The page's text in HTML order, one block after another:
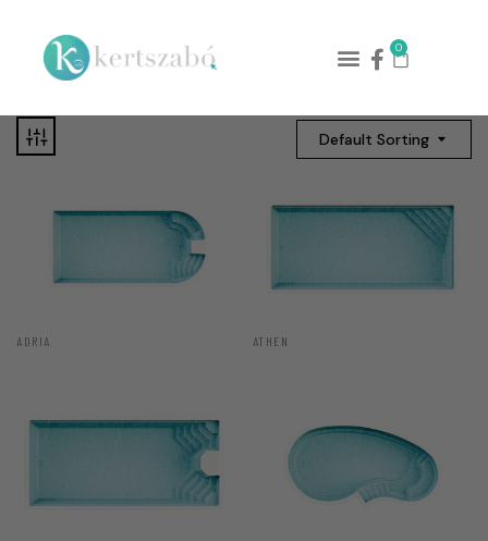
0
Default Sorting
ADRIA ATHEN